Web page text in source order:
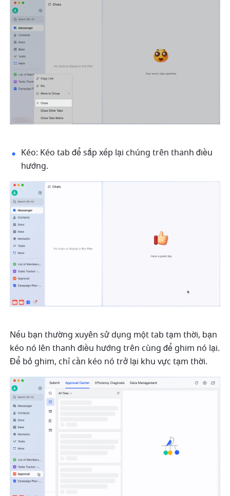
Kéo: Kéo tab để sắp xếp lại chúng trên thanh điều
hướng.
Nếu bạn thường xuyên sử dụng một tab tạm thời, bạn
kéo nó lên thanh điều hướng trên cùng để ghim nó lại.
Để bỏ ghim, chỉ cần kéo nó trở lại khu vực tạm thời.